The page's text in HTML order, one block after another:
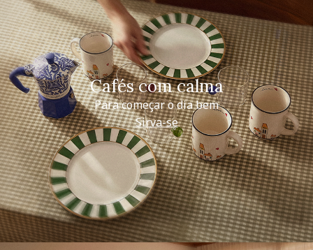
Cafés com calma
Para começar o dia bem
Sirva-se